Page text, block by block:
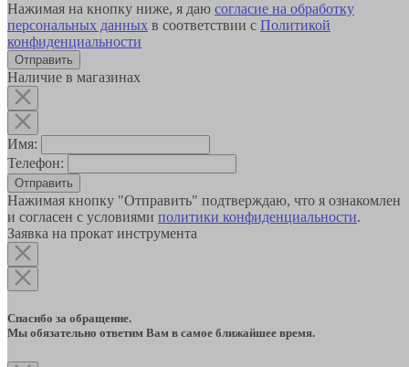
Нажимая на кнопку ниже, я даю согласие на обработку
персональных данных в соответствии с Политикой
конфиденциальности
Наличие в магазинах
Имя:
Телефон:
Отправить
Нажимая кнопку "Отправить" подтверждаю, что я ознакомлен
и согласен с условиями политики конфиденциальности.
Заявка на прокат инструмента
Спасибо за обращение.
Мы обязательно ответим Вам в самое ближайшее время.